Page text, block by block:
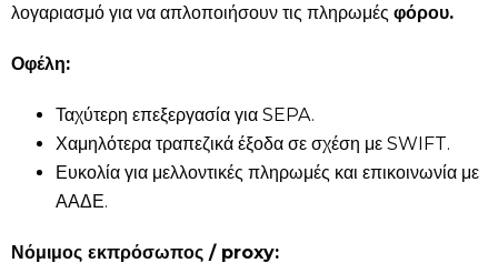
λογαριασμό για να απλοποιήσουν τις πληρωμές φόρου.
Οφέλη:
Ταχύτερη επεξεργασία για SEPA.
Χαμηλότερα τραπεζικά έξοδα σε σχέση με SWIFT.
Ευκολία για μελλοντικές πληρωμές και επικοινωνία με
ΑΑΔΕ.
Νόμιμος εκπρόσωπος / proxy: